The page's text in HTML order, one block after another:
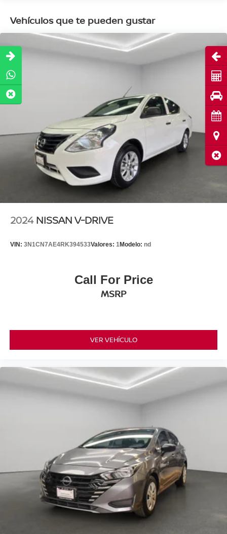
Vehículos que te pueden gustar
2024 NISSAN V-DRIVE
VIN: 3N1CN7AE4RK394533Valores: 1Modelo: nd
Call For Price
MSRP
VER VEHÍCULO